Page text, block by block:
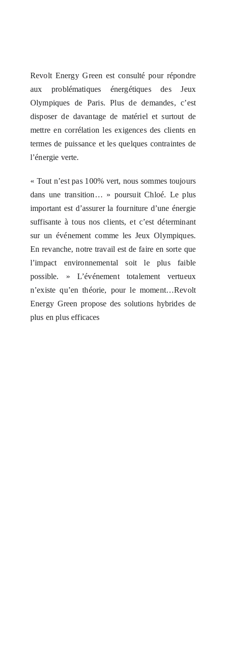
Revolt Energy Green est consulté pour répondre
aux problématiques énergétiques des Jeux
Olympiques de Paris. Plus de demandes, c’est
disposer de davantage de matériel et surtout de
mettre en corrélation les exigences des clients en
termes de puissance et les quelques contraintes de
l’énergie verte.
« Tout n’est pas 100% vert, nous sommes toujours
dans une transition… » poursuit Chloé. Le plus
important est d’assurer la fourniture d’une énergie
suffisante à tous nos clients, et c’est déterminant
sur un événement comme les Jeux Olympiques.
En revanche, notre travail est de faire en sorte que
l’impact environnemental soit le plus faible
possible. » L’événement totalement vertueux
n’existe qu’en théorie, pour le moment…Revolt
Energy Green propose des solutions hybrides de
plus en plus efficaces